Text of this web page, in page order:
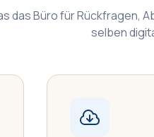
das Büro für Rückfragen,
selben